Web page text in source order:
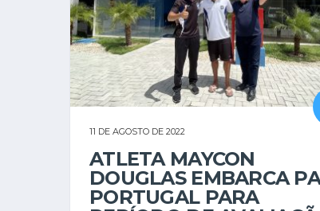
11 DE AGOSTO DE 2022
ATLETA MAYCON
DOUGLAS EMBARCA
PORTUGAL PARA